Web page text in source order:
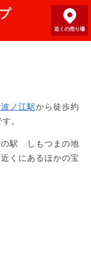
近くの売り場
ノ江駅から徒歩約
。
の駅 しもつまの地
くにあるほかの宝